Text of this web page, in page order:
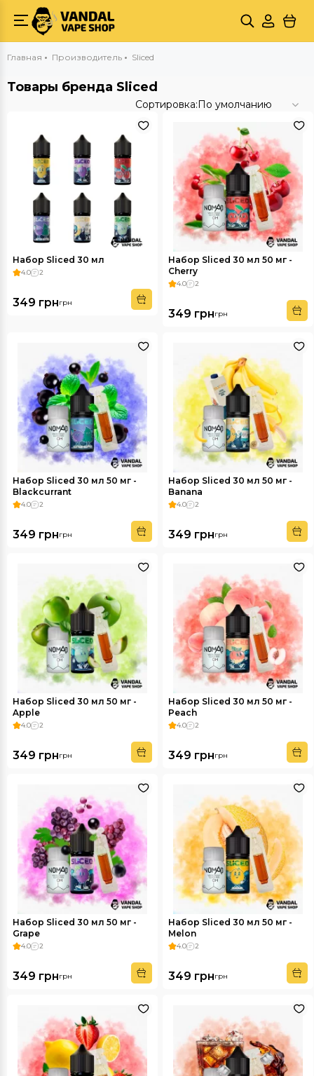
Главная Производитель Sliced
Товары бренда Sliced
Сортировка:По умолчанию
Набор Sliced 30 мл
4.0 2
349 грнгрн
Набор Sliced 30 мл 50 мг -
Cherry
4.0 2
349 грнгрн
Набор Sliced 30 мл 50 мг -
Blackcurrant
4.0 2
349 грнгрн
Набор Sliced 30 мл 50 мг -
Banana
4.0 2
349 грнгрн
Набор Sliced 30 мл 50 мг -
Apple
4.0 2
349 грнгрн
Набор Sliced 30 мл 50 мг -
Peach
4.0 2
349 грнгрн
Набор Sliced 30 мл 50 мг -
Grape
4.0 2
349 грнгрн
Набор Sliced 30 мл 50 мг -
Melon
4.0 2
349 грнгрн